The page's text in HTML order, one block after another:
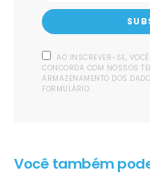
AO INSCREVER-SE,
CONCORDA COM NOSSOS
ARMAZENAMENTO DOS
FORMULÁRIO.
Você também